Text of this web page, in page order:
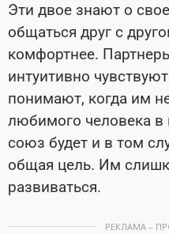
Эти двое знают о
общаться друг с
комфортнее.
интуитивно
понимают, когда им
любимого человека
союз будет и в том
общая цель. Им
развиваться.
РЕКЛАМА –